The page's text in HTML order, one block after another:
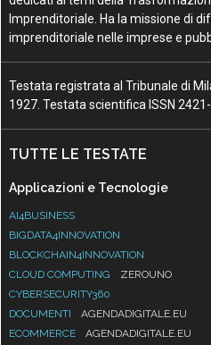
Imprenditoriale. Ha la missione di
imprenditoriale nelle imprese e
Testata registrata al Tribunale di
1927. Testata scientifica ISSN
TUTTE LE TESTATE
Applicazioni e Tecnologie
AI4BUSINESS
BIGDATA4INNOVATION
BLOCKCHAIN4INNOVATION
CLOUD COMPUTING
ZEROUNO
CYBERSECURITY360
DOCUMENTI
AGENDADIGITALE.EU
ECOMMERCE
AGENDADIGITALE.EU